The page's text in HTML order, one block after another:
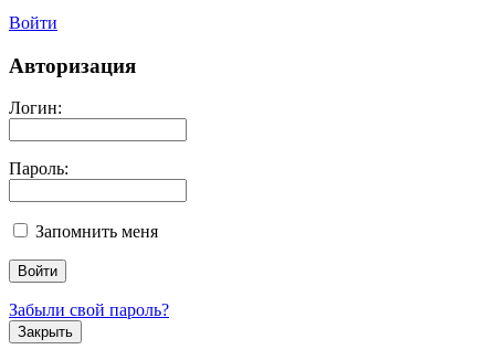
Войти
Авторизация
Логин:
Пароль:
Запомнить меня
Забыли свой пароль?
Закрыть